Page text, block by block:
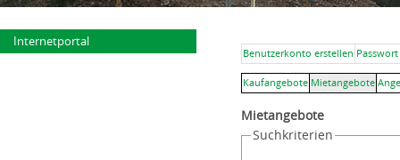
Internetportal
Benutzerkonto erstellen
Kaufangebote Mietangebote
Mietangebote
Suchkriterien